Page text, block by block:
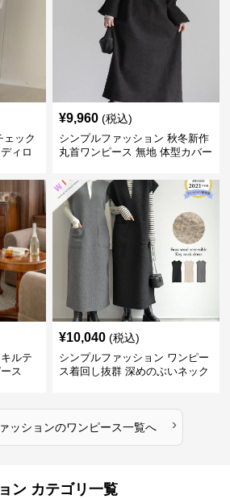
ェック
ィロ
¥9,960 (税込)
シンプルファッション 秋冬新作
丸首ワンピース 無地 体型カバー
ルテ
ス
¥10,040 (税込)
シンプルファッション ワンピー
ス着回し抜群 深めのぶいネック
ッションのワンピース一覧へ ›
ン カテゴリ一覧